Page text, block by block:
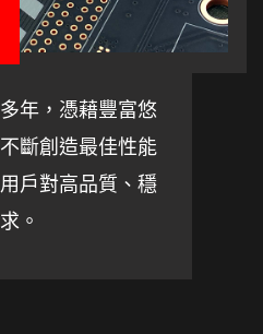
年，憑藉豐富悠
斷創造最佳性能
戶對高品質、穩
。